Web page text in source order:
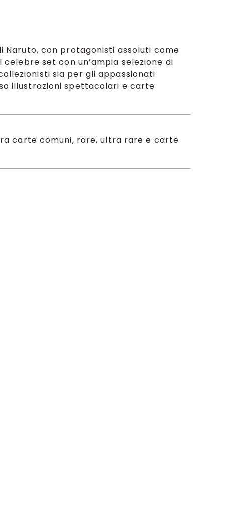
Naruto, con protagonisti assoluti come
celebre set con un’ampia selezione di
sia per gli appassionati
illustrazioni spettacolari e carte
carte comuni, rare, ultra rare e carte